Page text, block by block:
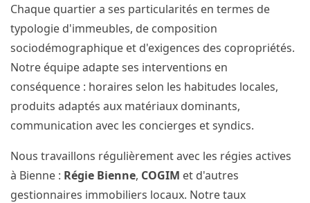
Chaque quartier a ses particularités en termes de
typologie d'immeubles, de composition
sociodémographique et d'exigences des copropriétés.
Notre équipe adapte ses interventions en
conséquence : horaires selon les habitudes locales,
produits adaptés aux matériaux dominants,
communication avec les concierges et syndics.
Nous travaillons régulièrement avec les régies actives
à Bienne : Régie Bienne, COGIM et d'autres
gestionnaires immobiliers locaux. Notre taux